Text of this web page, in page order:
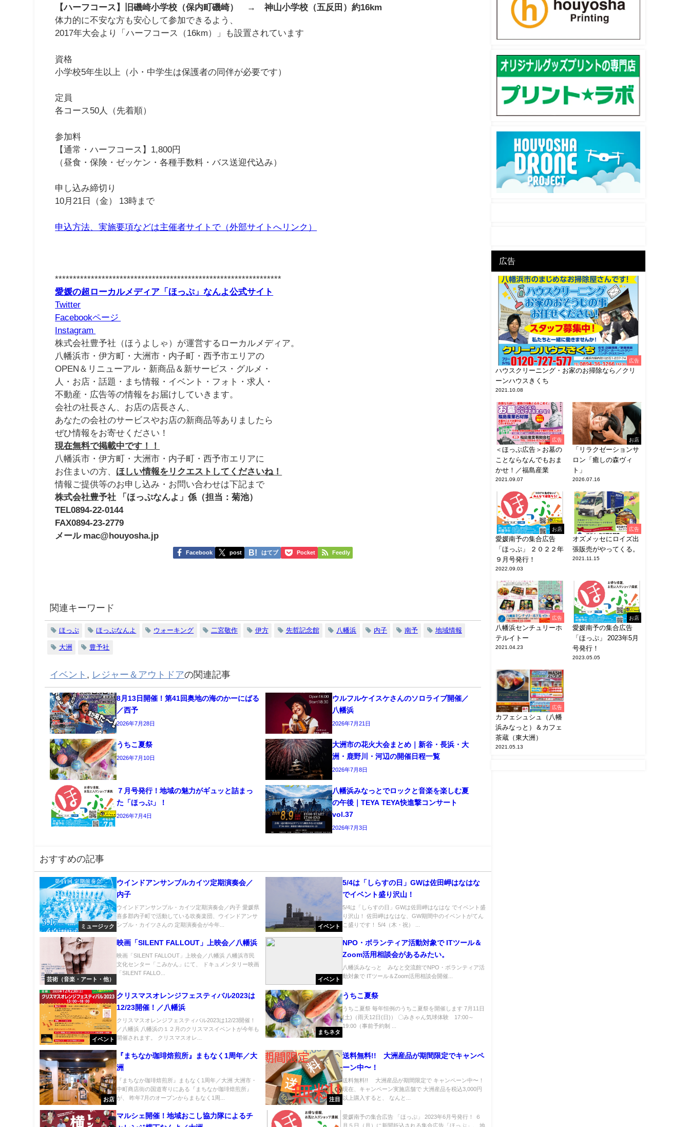
【ハーフコース】旧磯崎小学校（保内町磯崎） → 神山小学校（五反田）約16km
体力的に不安な方も安心して参加できるよう、
2017年大会より「ハーフコース（16km）」も設置されています
資格
小学校5年生以上（小・中学生は保護者の同伴が必要です）
定員
各コース50人（先着順）
参加料
【通常・ハーフコース】1,800円
（昼食・保険・ゼッケン・各種手数料・バス送迎代込み）
申し込み締切り
10月21日（金） 13時まで
申込方法、実施要項などは主催者サイトで（外部サイトへリンク）
***************************************************************
愛媛の超ローカルメディア「ほっぷ」なんよ公式サイト
Twitter
Facebookページ
Instagram
株式会社豊予社（ほうよしゃ）が運営するローカルメディア。
八幡浜市・伊方町・大洲市・内子町・西予市エリアの
OPEN＆リニューアル・新商品＆新サービス・グルメ・
人・お店・話題・まち情報・イベント・フォト・求人・
不動産・広告等の情報をお届けしていきます。
会社の社長さん、お店の店長さん、
あなたの会社のサービスやお店の新商品等ありましたら
ぜひ情報をお寄せください！
現在無料で掲載中です！！
八幡浜市・伊方町・大洲市・内子町・西予市エリアに
お住まいの方、 ほしい情報をリクエストしてくださいね！
情報ご提供等のお申し込み・お問い合わせは下記まで
株式会社豊予社 「ほっぷなんよ」係（担当：菊池）
TEL0894-22-0144
FAX0894-23-2779
メール mac@houyosha.jp
Facebook post はてブ Pocket Feedly
関連キーワード
ほっぷ ほっぷなんよ ウォーキング 二宮敬作 伊方 先哲記念館 八幡浜 内子 南予 地域情報
大洲 豊予社
イベント , レジャー＆アウトドアの関連記事
8月13日開催！第41回奥地の海のかーにばる
／西予
2026年7月28日
ウルフルケイスケさんのソロライブ開催／
八幡浜
2026年7月21日
うちこ夏祭
2026年7月10日
大洲市の花火大会まとめ｜新谷・長浜・大
洲・鹿野川・河辺の開催日程一覧
2026年7月8日
７月号発行！地域の魅力がギュッと詰まっ
た「ほっぷ」！
2026年7月4日
八幡浜みなっとでロックと音楽を楽しむ夏
の午後｜TEYA TEYA快進撃コンサート
vol.37
2026年7月3日
おすすめの記事
ミュージック
ウインドアンサンブルカイツ定期演奏会／
内子
ウインドアンサンブル・カイツ定期演奏会／内子 愛媛県
喜多郡内子町で活動している吹奏楽団、ウインドアンサ
ンブル・カイツさんの 定期演奏会が今年...
イベント
5/4は「しらすの日」GWは佐田岬はなはな
でイベント盛り沢山！
5/4は「しらすの日」GWは佐田岬はなはな でイベント盛
り沢山！ 佐田岬はなはな、GW期間中のイベントがてん
こ盛りです！ 5/4（木・祝） ...
芸術（音楽・アート・他）
映画「SILENT FALLOUT」上映会／八幡浜
映画「SILENT FALLOUT」上映会／八幡浜 八幡浜市民
文化センター「こみかん」にて、 ドキュメンタリー映画
「SILENT FALLO...
イベント
NPO・ボランティア活動対象で ITツール＆
Zoom活用相談会があるみたい。
八幡浜みなっと みなと交流館でNPO・ボランティア活
動対象で ITツール＆Zoom活用相談会開催...
イベント
クリスマスオレンジフェスティバル2023は
12/23開催！／八幡浜
クリスマスオレンジフェスティバル2023は12/23開催！
／八幡浜 八幡浜の１２月のクリスマスイベントが今年も
開催されます。 クリスマスオレ...
まちネタ
うちこ夏祭
うちこ夏祭 毎年恒例のうちこ夏祭を開催します 7月11日
(土)（雨天12日(日)） 〇みきゃん気球体験 17:00～
19:00（事前予約制 ...
お店
『まちなか珈琲焙煎所』まもなく1周年／大
洲
『まちなか珈琲焙煎所』まもなく1周年／大洲 大洲市・
中町商店街の国道寄りにある『まちなか珈琲焙煎所』
が、 昨年7月のオープンからまもなく1周...
注目
送料無料!! 大洲産品が期間限定でキャンペ
ーン中〜！
送料無料!! 大洲産品が期間限定で キャンペーン中〜！
現在、キャンペーン実施店舗で 大洲産品を税込3,000円
以上購入すると、 なんと...
マルシェ開催！地域おこし協力隊によるチ
愛媛南予の集合広告 「ほっぷ」 2023年6月号発行！ ６
月５日（月）に新聞折込される集合広告「ほっぷ」。 地
広告
広告
ハウスクリーニング・お家のお掃除なら／クリ
ーンハウスきくち
2021.10.08
広告
＜ほっぷ広告＞お墓の
ことならなんでもおま
かせ！／福島産業
2021.09.07
お店
「リラクゼーションサ
ロン「癒しの森ヴィ
ト」
2026.07.16
お店
愛媛南予の集合広告
「ほっぷ」 ２０２２年
９月号発行！
2022.09.03
広告
オズメッセにロイズ出
張販売がやってくる。
2021.11.15
広告
八幡浜センチュリーホ
テルイトー
2021.04.23
お店
愛媛南予の集合広告
「ほっぷ」 2023年5月
号発行！
2023.05.05
広告
カフェシュシュ（八幡
浜みなっと）＆カフェ
茶蔵（東大洲）
2021.05.13